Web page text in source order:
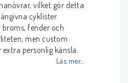
vilket gör detta
cyklister.
fender och
men custom
personlig känsla.
Läs mer...